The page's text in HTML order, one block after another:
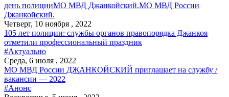
день полицииМО МВД Джанкойский.МО МВД России
Джанкойский.
Четверг, 10 ноября , 2022
105 лет полиции: службы органов правопорядка Джанкоя
отметили профессиональный праздник
#Актуально
Среда, 6 июля , 2022
МО МВД России ДЖАНКОЙСКИЙ приглашает на службу /
вакансии — 2022
#Анонс